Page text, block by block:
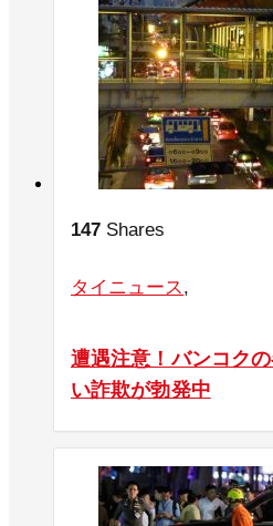
147 Shares
タイニュース,
遭遇注意！バンコク
い詐欺が勃発中